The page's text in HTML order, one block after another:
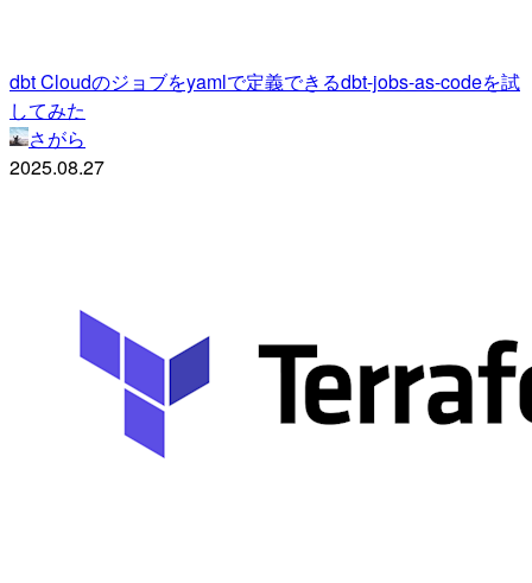
dbt Cloudのジョブをyamlで定義できるdbt-jobs-as-codeを試
してみた
さがら
2025.08.27